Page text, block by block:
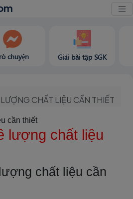
chuyện Giải bài tập SGK
LƯỢNG CHẤT LIỆU CẦN THIẾT
cần thiết
lượng chất liệu
chất liệu cần